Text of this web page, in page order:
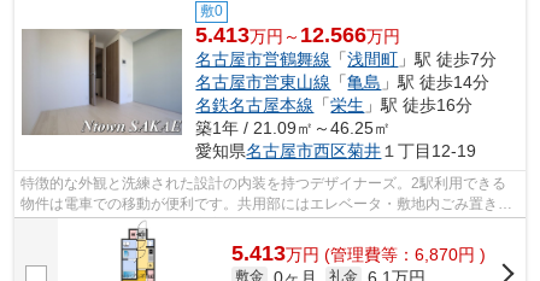
敷0
5.413万円～ 12.566万円
名古屋市営鶴舞線 「浅間町 」駅 徒歩7分
名古屋市営東山線 「亀島 」駅 徒歩14分
名鉄名古屋本線 「栄生 」駅 徒歩16分
築1年 / 21.09㎡～46.25㎡
愛知県名古屋市西区菊井 １丁目12-19
特徴的な外観と洗練された設計の内装を持つデザイナーズ。2駅利用できる
物件は電車での移動が便利です。共用部にはエレベータ・敷地内ごみ置き場
などが備わっておりとても充実していま...
5.413万円 (管理費等：6,870円 )
敷金 0ヶ月 礼金 6.1万円